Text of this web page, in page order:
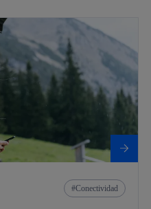
Conectividad